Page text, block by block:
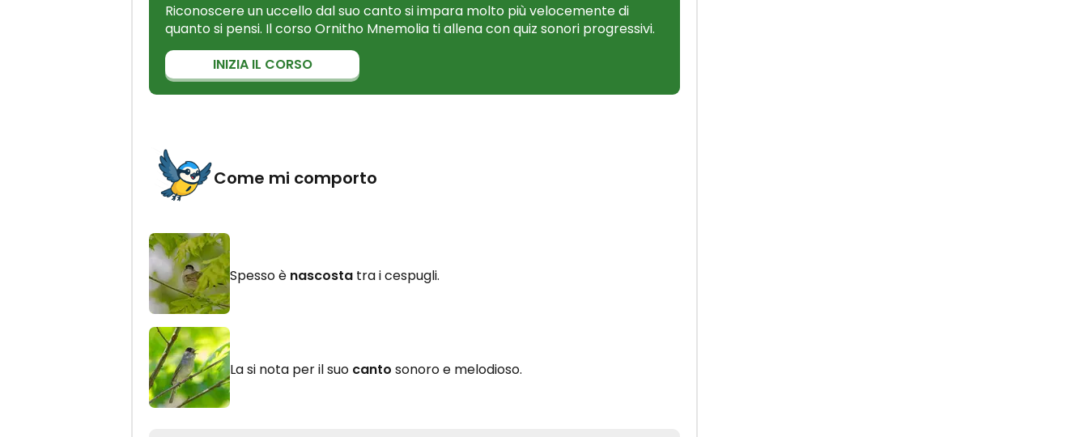
Riconoscere un uccello dal suo canto si impara molto più velocemente di
quanto si pensi. Il corso Ornitho Mnemolia ti allena con quiz sonori progressivi.
INIZIA IL CORSO
Come mi comporto
Spesso è nascosta tra i cespugli.
La si nota per il suo canto sonoro e melodioso.